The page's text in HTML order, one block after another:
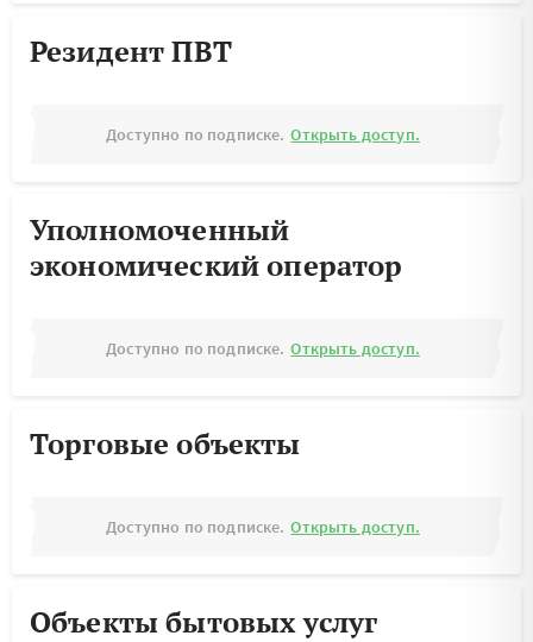
Резидент ПВТ
Доступно по подписке. Открыть доступ.
Уполномоченный
экономический оператор
Доступно по подписке. Открыть доступ.
Торговые объекты
Доступно по подписке. Открыть доступ.
Объекты бытовых услуг